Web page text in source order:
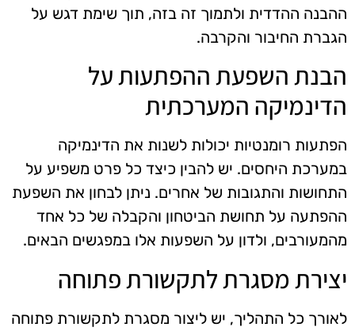
ההבנה ההדדית ולתמוך זה בזה, תוך שימת דגש על
הגברת החיבור והקרבה.
הבנת השפעת ההפתעות על
הדינמיקה המערכתית
הפתעות רומנטיות יכולות לשנות את הדינמיקה
במערכת היחסים. יש להבין כיצד כל פרט משפיע על
התחושות והתגובות של אחרים. ניתן לבחון את השפעת
ההפתעה על תחושת הביטחון והקבלה של כל אחד
מהמעורבים, ולדון על השפעות אלו במפגשים הבאים.
יצירת מסגרת לתקשורת פתוחה
לאורך כל התהליך, יש ליצור מסגרת לתקשורת פתוחה